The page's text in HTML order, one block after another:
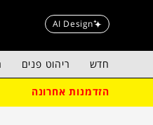
AI Design
חדש ריהוט פנים
הזדמנות אחרונה